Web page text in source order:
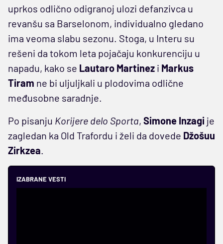
uprkos odlično odigranoj ulozi defanzivca u
revanšu sa Barselonom, individualno gledano
ima veoma slabu sezonu. Stoga, u Interu su
rešeni da tokom leta pojačaju konkurenciju u
napadu, kako se Lautaro Martinez i Markus
Tiram ne bi uljuljkali u plodovima odlične
međusobne saradnje.
Po pisanju Korijere delo Sporta, Simone Inzagi je
zagledan ka Old Trafordu i želi da dovede Džošuu
Zirkzea.
IZABRANE VESTI